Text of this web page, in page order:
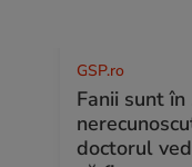
GSP.ro
Fanii sunt în
doctorul